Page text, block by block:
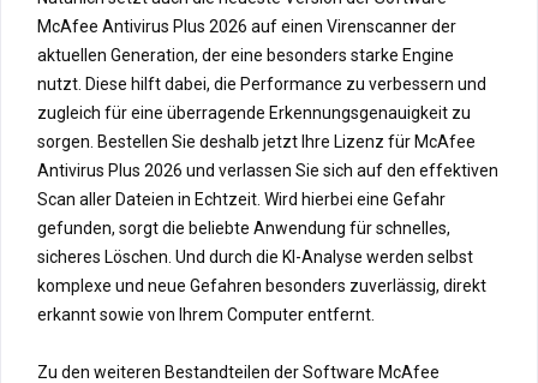
McAfee Antivirus Plus 2026 auf einen Virenscanner der
aktuellen Generation, der eine besonders starke Engine
nutzt. Diese hilft dabei, die Performance zu verbessern und
zugleich für eine überragende Erkennungsgenauigkeit zu
sorgen. Bestellen Sie deshalb jetzt Ihre Lizenz für McAfee
Antivirus Plus 2026 und verlassen Sie sich auf den effektiven
Scan aller Dateien in Echtzeit. Wird hierbei eine Gefahr
gefunden, sorgt die beliebte Anwendung für schnelles,
sicheres Löschen. Und durch die KI-Analyse werden selbst
komplexe und neue Gefahren besonders zuverlässig, direkt
erkannt sowie von Ihrem Computer entfernt.
Zu den weiteren Bestandteilen der Software McAfee